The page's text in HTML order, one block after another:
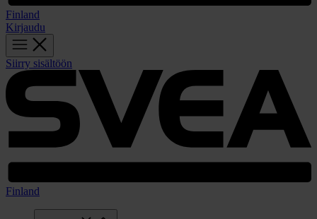
Finland
Kirjaudu
Siirry sisältöön
Finland